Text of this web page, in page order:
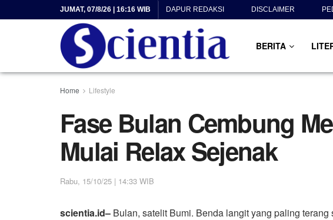
JUMAT, 07/8/26 | 16:16 WIB DAPUR REDAKSI DISCLAIMER
BERITA
Home Lifestyle
Fase Bulan Cembung
Mulai Relax Sejenak
Rabu, 15/10/25 | 14:33 WIB
scientia.id– Bulan, satelit Bumi. Benda langit yang paling